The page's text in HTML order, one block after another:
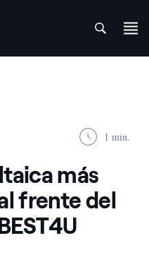
1 min.
más
frente del